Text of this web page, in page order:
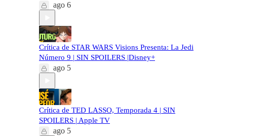
ago 6
Crítica de STAR WARS Visions Presenta: La Jedi
Número 9 | SIN SPOILERS |Disney+
ago 5
Crítica de TED LASSO, Temporada 4 | SIN
SPOILERS | Apple TV
ago 5